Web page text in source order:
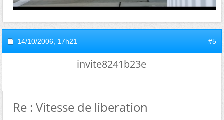
14/10/2006, 17h21 #5
invite8241b23e
Re : Vitesse de liberation